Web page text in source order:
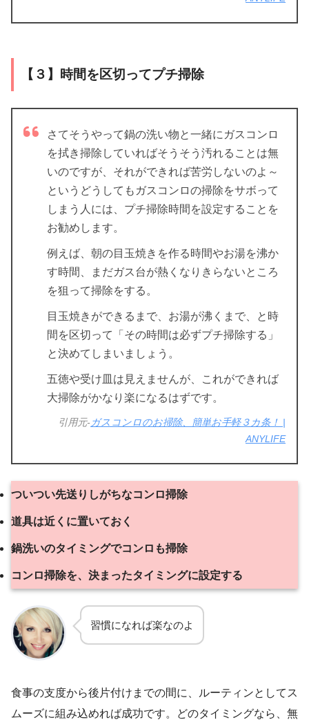
【３】時間を区切ってプチ掃除
さてそうやって鍋の洗い物と一緒にガスコンロ
を拭き掃除していればそうそう汚れることは無
いのですが、それができれば苦労しないのよ～
というどうしてもガスコンロの掃除をサボって
しまう人には、プチ掃除時間を設定することを
お勧めします。
例えば、朝の目玉焼きを作る時間やお湯を沸か
す時間、まだガス台が熱くなりきらないところ
を狙って掃除をする。
目玉焼きができるまで、お湯が沸くまで、と時
間を区切って「その時間は必ずプチ掃除する」
と決めてしまいましょう。
五徳や受け皿は見えませんが、これができれば
大掃除がかなり楽になるはずです。
引用元-ガスコンロのお掃除、簡単お手軽３カ条！ |
ANYLIFE
ついつい先送りしがちなコンロ掃除
道具は近くに置いておく
鍋洗いのタイミングでコンロも掃除
コンロ掃除を、決まったタイミングに設定する
習慣になれば楽なのよ
食事の支度から後片付けまでの間に、ルーティンとしてス
ムーズに組み込めれば成功です。どのタイミングなら、無